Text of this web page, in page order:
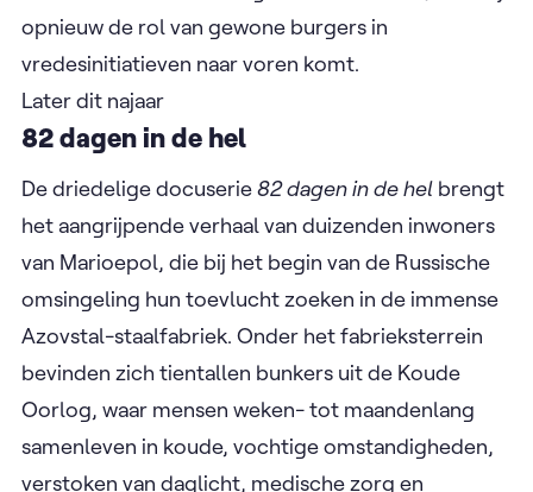
spionagethriller-format om de politieke en morele
complexiteit van de situatie te onderzoeken. De
makers nemen de kijker mee achter de schermen
van het diplomatieke machtsspel en de
Iraanse regime. Ook de bredere context van
internationale betrekkingen wordt belicht, waarbij
opnieuw de rol van gewone burgers in
vredesinitiatieven naar voren komt.
Later dit najaar
82 dagen in de hel
De driedelige docuserie82 dagen in de helbrengt
het aangrijpende verhaal van duizenden inwoners